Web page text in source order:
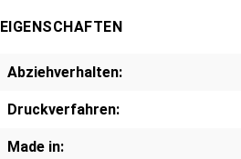
EIGENSCHAFTEN
Abziehverhalten:
Druckverfahren:
Made in: